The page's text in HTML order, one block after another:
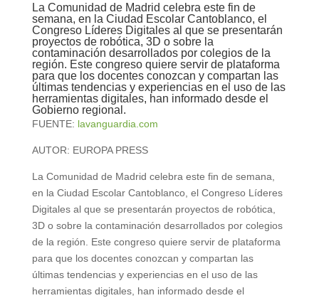
La Comunidad de Madrid celebra este fin de
semana, en la Ciudad Escolar Cantoblanco, el
Congreso Líderes Digitales al que se presentarán
proyectos de robótica, 3D o sobre la
contaminación desarrollados por colegios de la
región. Este congreso quiere servir de plataforma
para que los docentes conozcan y compartan las
últimas tendencias y experiencias en el uso de las
herramientas digitales, han informado desde el
Gobierno regional.
FUENTE: lavanguardia.com
AUTOR: EUROPA PRESS
La Comunidad de Madrid celebra este fin de semana,
en la Ciudad Escolar Cantoblanco, el Congreso Líderes
Digitales al que se presentarán proyectos de robótica,
3D o sobre la contaminación desarrollados por colegios
de la región. Este congreso quiere servir de plataforma
para que los docentes conozcan y compartan las
últimas tendencias y experiencias en el uso de las
herramientas digitales, han informado desde el